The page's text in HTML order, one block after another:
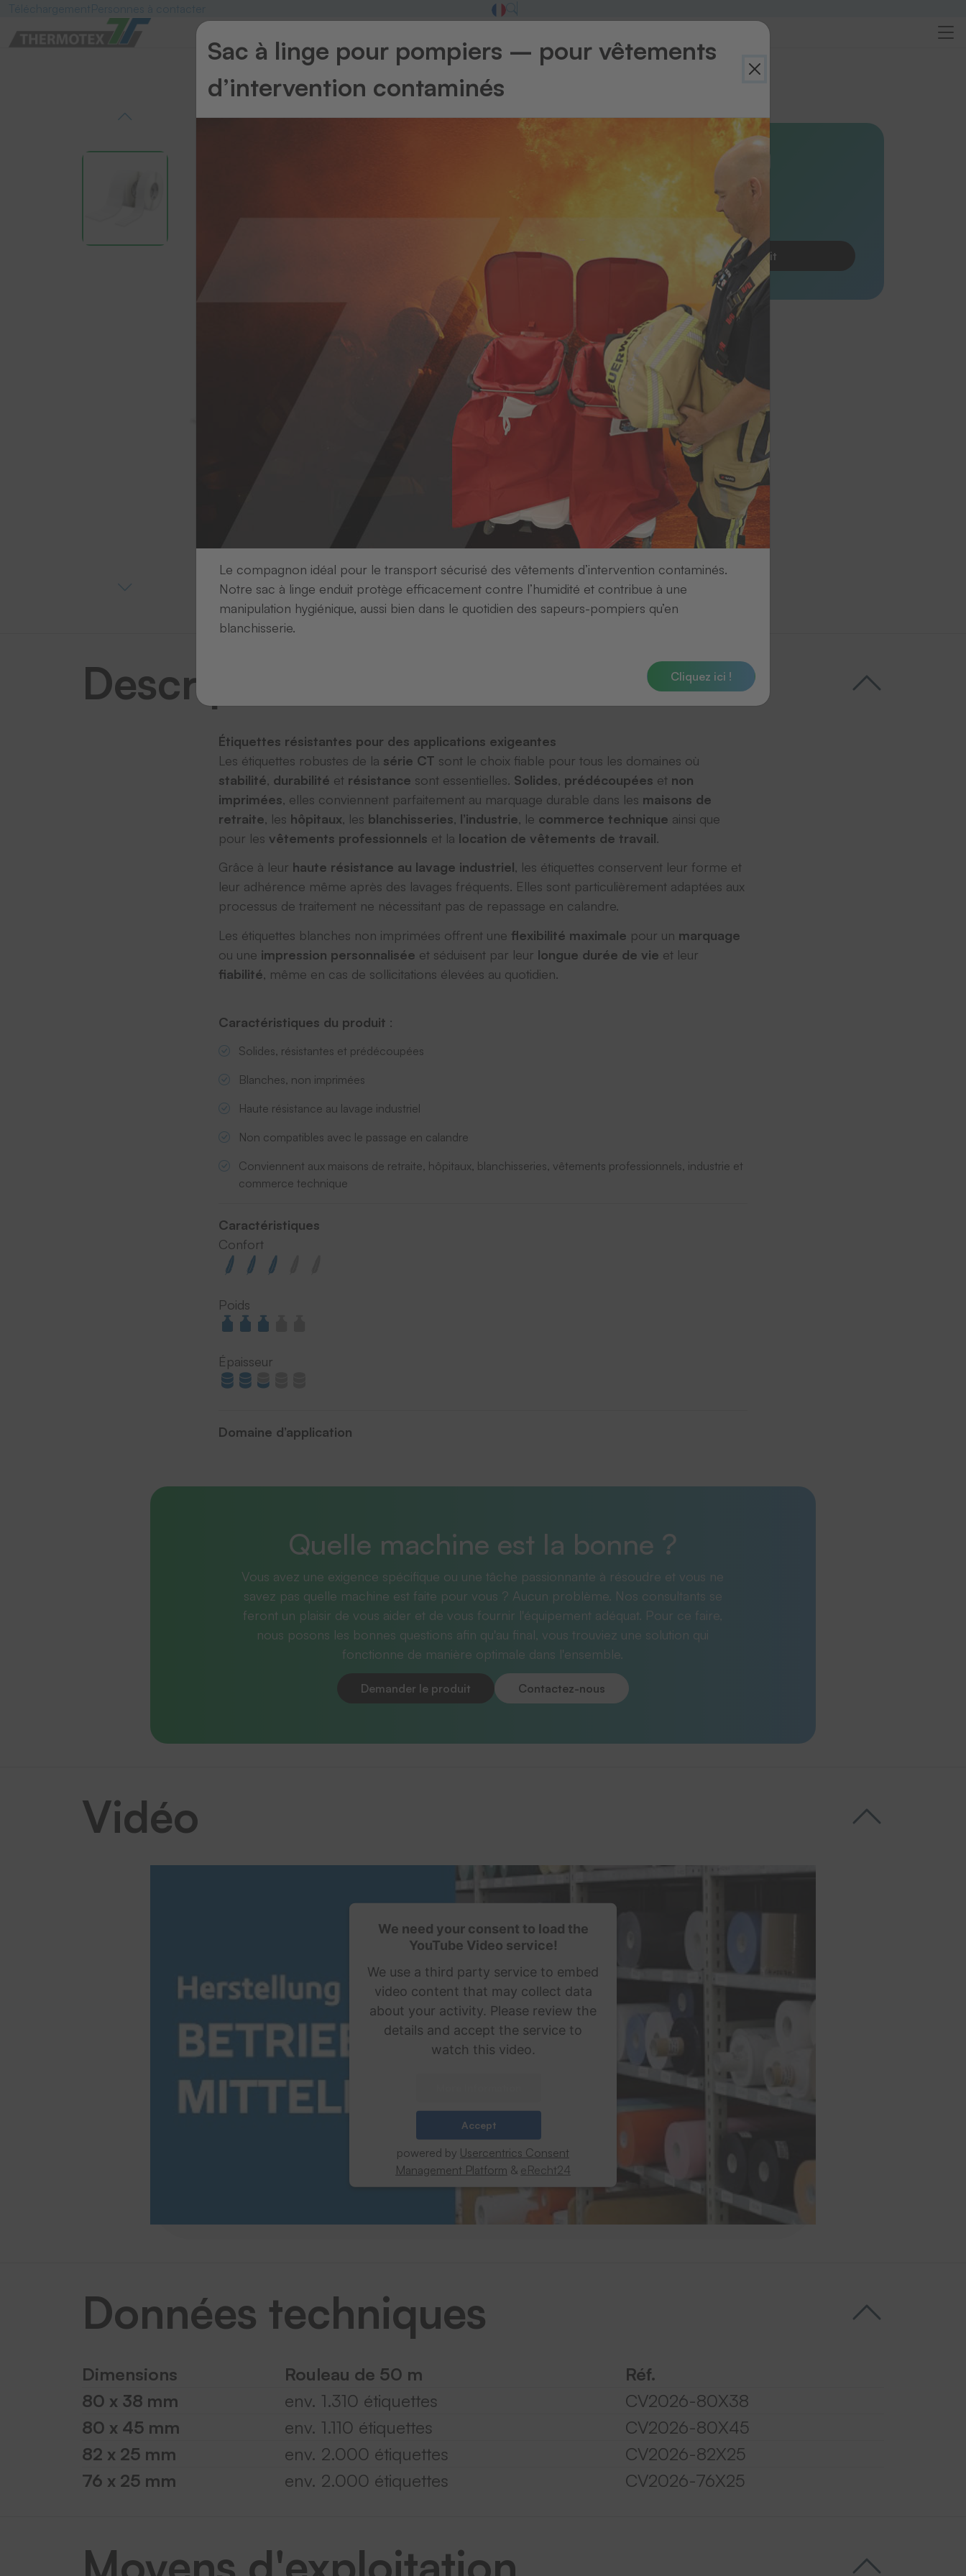
Étiquettes prédecoupées vierges
CT 2026
Étiquettes blanches robustes
Demander le produit
Description
Étiquettes résistantes pour des applications exigeantes
Les étiquettes robustes de la série CT sont le choix fiable pour tous les domaines où
stabilité, durabilité et résistance sont essentielles. Solides, prédécoupées et non
imprimées, elles conviennent parfaitement au marquage durable dans les maisons de
retraite, les hôpitaux, les blanchisseries, l’industrie, le commerce technique ainsi que
pour les vêtements professionnels et la location de vêtements de travail.
Grâce à leur haute résistance au lavage industriel, les étiquettes conservent leur forme et
leur adhérence même après des lavages fréquents. Elles sont particulièrement adaptées aux
processus de traitement ne nécessitant pas de repassage en calandre.
Les étiquettes blanches non imprimées offrent une flexibilité maximale pour un marquage
ou une impression personnalisée et séduisent par leur longue durée de vie et leur
fiabilité, même en cas de sollicitations élevées au quotidien.
Caractéristiques du produit :
Solides, résistantes et prédécoupées
Blanches, non imprimées
Haute résistance au lavage industriel
Non compatibles avec le passage en calandre
Conviennent aux maisons de retraite, hôpitaux, blanchisseries, vêtements professionnels, industrie et
commerce technique
Caractéristiques
Confort
Poids
Épaisseur
Domaine d’application
Quelle machine est la bonne ?
Vous avez une exigence spécifique ou une tâche passionnante à résoudre et vous ne
savez pas quelle machine est faite pour vous ? Aucun problème. Nos consultants se
feront un plaisir de vous aider et de vous fournir l'équipement adéquat. Pour ce faire,
nous posons les bonnes questions afin qu'au final, vous trouviez une solution qui
fonctionne de manière optimale dans l'ensemble.
Demander le produit Contactez-nous
Vidéo
We need your consent to load the
YouTube Video service!
We use a third party service to embed
video content that may collect data
about your activity. Please review the
details and accept the service to
watch this video.
Accept
powered by Usercentrics Consent
Management Platform & eRecht24
Données techniques
Dimensions Rouleau de 50 m
Réf.
80 x 38 mm
env. 1.310 étiquettes
CV2026-80X38
80 x 45 mm
env. 1.110 étiquettes
CV2026-80X45
82 x 25 mm
env. 2.000 étiquettes
CV2026-82X25
76 x 25 mm
env. 2.000 étiquettes CV2026-76X25
Sac à linge pour pompiers – pour vêtements
d’intervention contaminés
Le compagnon idéal pour le transport sécurisé des vêtements d’intervention contaminés.
Notre sac à linge enduit protège efficacement contre l’humidité et contribue à une
manipulation hygiénique, aussi bien dans le quotidien des sapeurs-pompiers qu’en
blanchisserie.
Cliquez ici !